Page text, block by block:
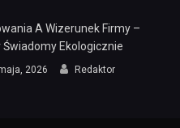
A Wizerunek Firmy –
Świadomy Ekologicznie
2026 Redaktor